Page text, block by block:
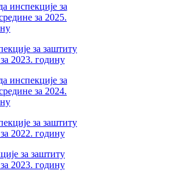
инспекције за
за 2025.
за заштиту
2023. годину
инспекције за
за 2024.
за заштиту
2022. годину
за заштиту
2023. годину